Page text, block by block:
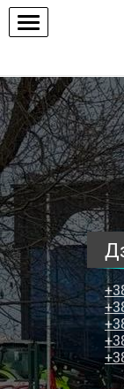
ПП
"Агродім-
центр"
-
продаж
техніки
та
запчастин